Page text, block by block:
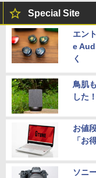
Special Site
エン
e
く
鳥肌
した！
お値
「お
ソニ